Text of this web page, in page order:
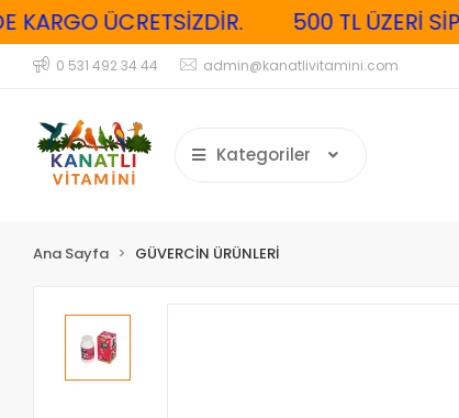
ÜCRETSİZDİR. 500 TL ÜZERİ
0 531 492 34 44 admin@kanatlivitamini.com
Kategoriler
Ana Sayfa GÜVERCİN ÜRÜNLERİ